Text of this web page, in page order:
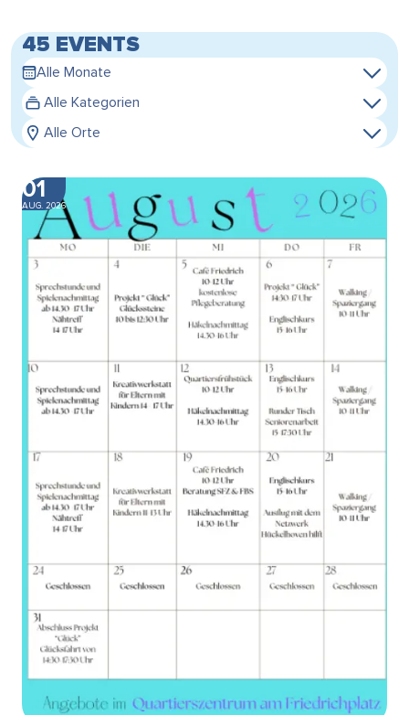
45 EVENTS
Alle Monate
Alle Kategorien
Alle Orte
01
AUG. 2026